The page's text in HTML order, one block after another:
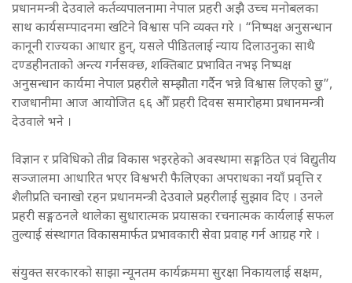
प्रधानमन्त्री देउवाले कर्तव्यपालनामा नेपाल प्रहरी अझै उच्च मनोबलका
साथ कार्यसम्पादनमा खटिने विश्वास पनि व्यक्त गरे । “निष्पक्ष अनुसन्धान
कानूनी राज्यका आधार हुन्, यसले पीडितलाई न्याय दिलाउनुका साथै
दण्डहीनताको अन्त्य गर्नसक्छ, शक्तिबाट प्रभावित नभइ निष्पक्ष
अनुसन्धान कार्यमा नेपाल प्रहरीले सम्झौता गर्दैन भन्ने विश्वास लिएको छु”,
राजधानीमा आज आयोजित ६६ औँ प्रहरी दिवस समारोहमा प्रधानमन्त्री
देउवाले भने ।
विज्ञान र प्रविधिको तीव्र विकास भइरहेको अवस्थामा सङ्गठित एवं विद्युतीय
सञ्जालमा आधारित भएर विश्वभरी फैलिएका अपराधका नयाँ प्रवृत्ति र
शैलीप्रति चनाखो रहन प्रधानमन्त्री देउवाले प्रहरीलाई सुझाव दिए । उनले
प्रहरी सङ्गठनले थालेका सुधारात्मक प्रयासका रचनात्मक कार्यलाई सफल
तुल्याई संस्थागत विकासमार्फत प्रभावकारी सेवा प्रवाह गर्न आग्रह गरे ।
संयुक्त सरकारको साझा न्यूनतम कार्यक्रममा सुरक्षा निकायलाई सक्षम,